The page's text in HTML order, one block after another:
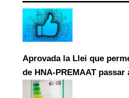
Aprovada la Llei que
de HNA-PREMAAT passar